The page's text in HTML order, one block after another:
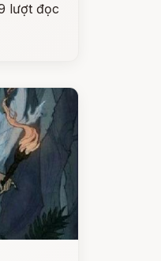
lượt đọc